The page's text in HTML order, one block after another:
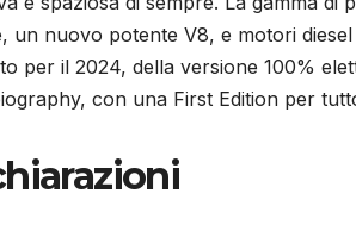
un nuovo potente V8, e motori
per il 2024, della versione 100%
con una First Edition per